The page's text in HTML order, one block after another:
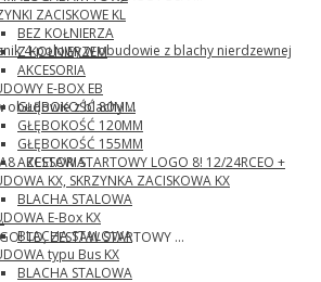
ZACISKOWE KL
BEZ KOŁNIERZA
Z KOŁNIERZEM
AKCESORIA
E-BOX EB
GŁĘBOKOŚĆ 80MM
GŁĘBOKOŚĆ 120MM
GŁĘBOKOŚĆ 155MM
AKCESORIA
KX, SKRZYNKA ZACISKOWA KX
BLACHA STALOWA
E-Box KX
BLACHA STALOWA
typu Bus KX
BLACHA STALOWA
obudowie z blachy ...
TD, ZESTAW STARTOWY ...